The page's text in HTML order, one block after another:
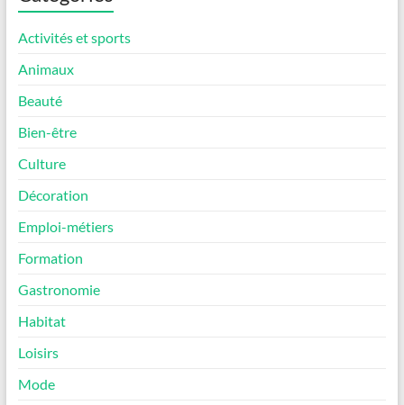
Activités et sports
Animaux
Beauté
Bien-être
Culture
Décoration
Emploi-métiers
Formation
Gastronomie
Habitat
Loisirs
Mode